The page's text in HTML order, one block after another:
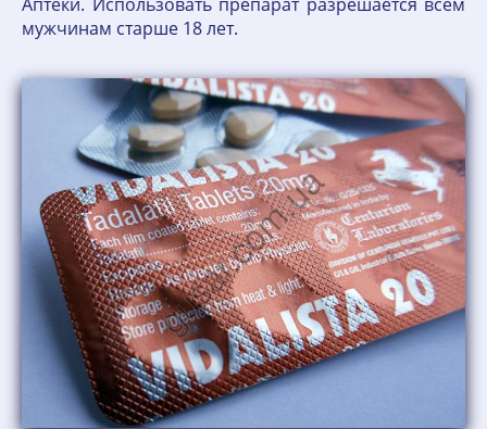
мужчинам старше 18 лет.